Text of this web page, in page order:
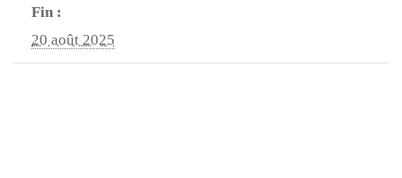
Fin :
20 août 2025